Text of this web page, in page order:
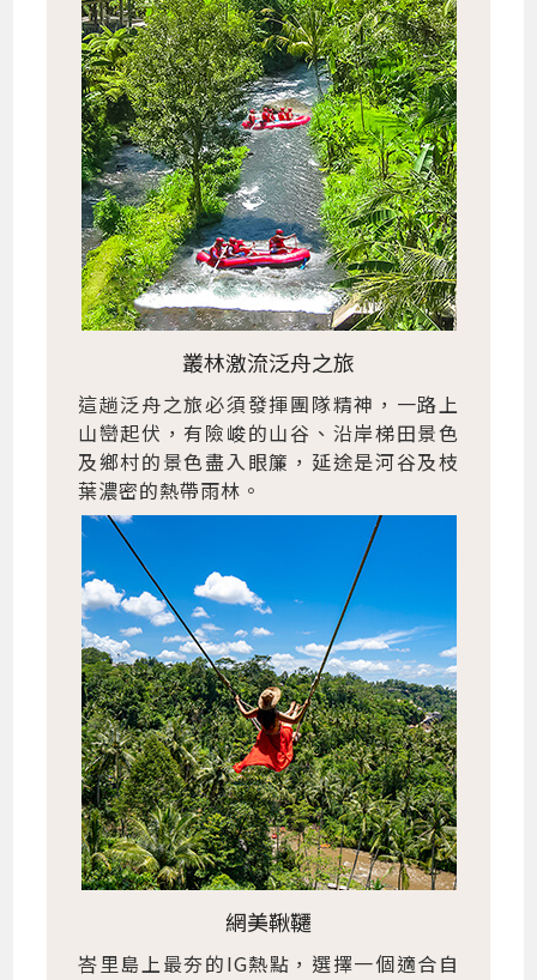
叢林激流泛舟之旅
這趟泛舟之旅必須發揮團隊精神，一路上
山巒起伏，有險峻的山谷、沿岸梯田景色
及鄉村的景色盡入眼簾，延途是河谷及枝
葉濃密的熱帶雨林。
網美鞦韆
峇里島上最夯的IG熱點，選擇一個適合自